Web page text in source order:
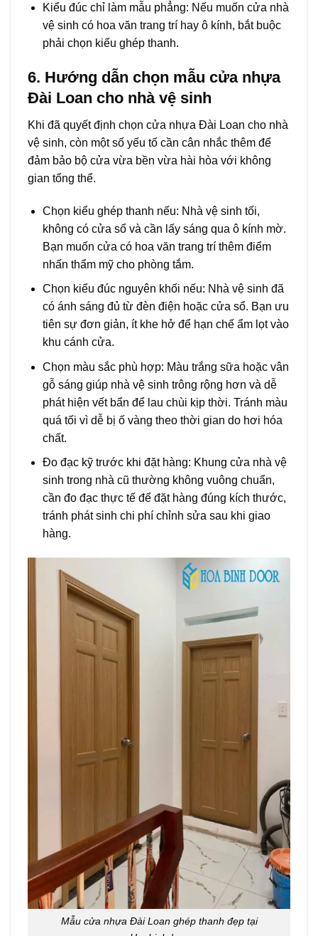
Kiểu đúc chỉ làm mẫu phẳng: Nếu muốn cửa nhà
vệ sinh có hoa văn trang trí hay ô kính, bắt buộc
phải chọn kiểu ghép thanh.
6. Hướng dẫn chọn mẫu cửa nhựa
Đài Loan cho nhà vệ sinh
Khi đã quyết định chọn cửa nhựa Đài Loan cho nhà
vệ sinh, còn một số yếu tố cần cân nhắc thêm để
đảm bảo bộ cửa vừa bền vừa hài hòa với không
gian tổng thể.
Chọn kiểu ghép thanh nếu: Nhà vệ sinh tối,
không có cửa sổ và cần lấy sáng qua ô kính mờ.
Bạn muốn cửa có hoa văn trang trí thêm điểm
nhấn thẩm mỹ cho phòng tắm.
Chọn kiểu đúc nguyên khối nếu: Nhà vệ sinh đã
có ánh sáng đủ từ đèn điện hoặc cửa sổ. Bạn ưu
tiên sự đơn giản, ít khe hở để hạn chế ẩm lọt vào
khu cánh cửa.
Chọn màu sắc phù hợp: Màu trắng sữa hoặc vân
gỗ sáng giúp nhà vệ sinh trông rộng hơn và dễ
phát hiện vết bẩn để lau chùi kịp thời. Tránh màu
quá tối vì dễ bị ố vàng theo thời gian do hơi hóa
chất.
Đo đạc kỹ trước khi đặt hàng: Khung cửa nhà vệ
sinh trong nhà cũ thường không vuông chuẩn,
cần đo đạc thực tế để đặt hàng đúng kích thước,
tránh phát sinh chi phí chỉnh sửa sau khi giao
hàng.
Mẫu cửa nhựa Đài Loan ghép thanh đẹp tại